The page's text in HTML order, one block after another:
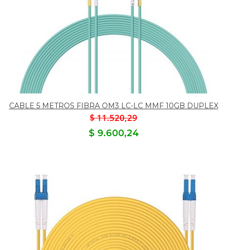
CABLE 5 METROS FIBRA OM3 LC-LC MMF 10GB DUPLEX
$ 11.520,29
$ 9.600,24